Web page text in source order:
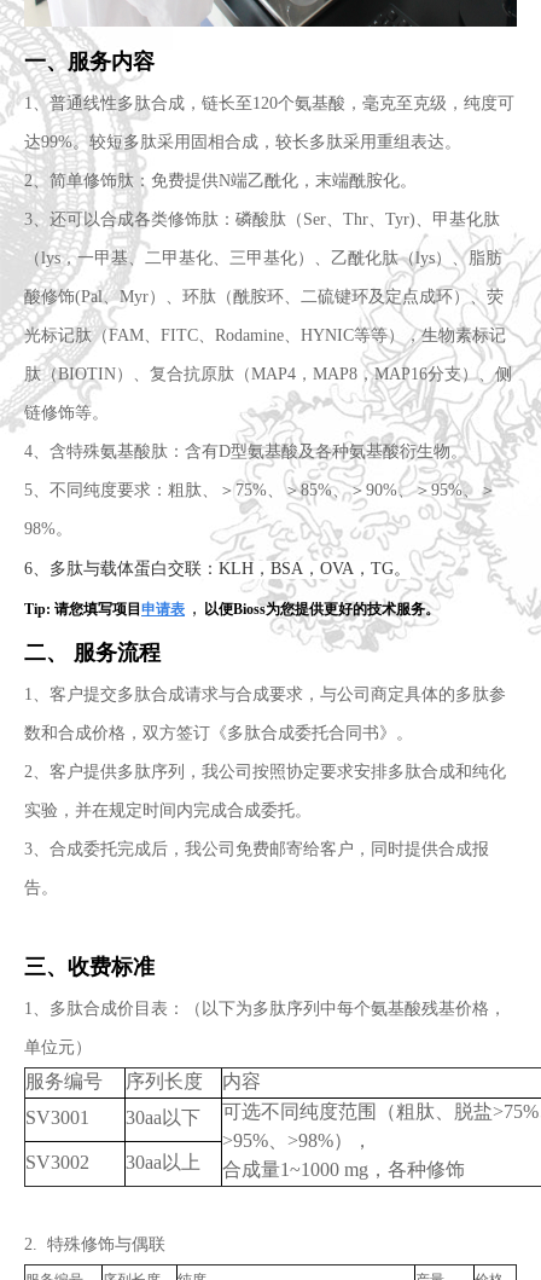
一、服务内容
1、普通线性多肽合成，链长至120个氨基酸，毫克至克级，纯度可
达99%。较短多肽采用固相合成，较长多肽采用重组表达。
2、简单修饰肽：免费提供N端乙酰化，末端酰胺化。
3、还可以合成各类修饰肽：磷酸肽（Ser、Thr、Tyr)、甲基化肽
（lys，一甲基、二甲基化、三甲基化）、乙酰化肽（lys）、脂肪
酸修饰(Pal、Myr）、环肽（酰胺环、二硫键环及定点成环）、荧
光标记肽（FAM、FITC、Rodamine、HYNIC等等），生物素标记
肽（BIOTIN）、复合抗原肽（MAP4，MAP8，MAP16分支）、侧
链修饰等。
4、含特殊氨基酸肽：含有D型氨基酸及各种氨基酸衍生物。
5、不同纯度要求：粗肽、＞75%、＞85%、＞90%、＞95%、＞
98%。
6、多肽与载体蛋白交联：KLH，BSA，OVA，TG。
Tip: 请您填写项目 申请表 ， 以便Bioss为您提供更好的技术服务。
二、 服务流程
1、客户提交多肽合成请求与合成要求，与公司商定具体的多肽参
数和合成价格，双方签订《多肽合成委托合同书》。
2、客户提供多肽序列，我公司按照协定要求安排多肽合成和纯化
实验，并在规定时间内完成合成委托。
3、合成委托完成后，我公司免费邮寄给客户，同时提供合成报
告。
三、收费标准
1、多肽合成价目表：（以下为多肽序列中每个氨基酸残基价格，
单位元）
服务编号 序列长度
内容
SV3001
30aa以下
可选不同纯度范围（粗肽、脱盐
>95%、>98%），
合成量1~1000 mg，各种修饰
SV3002 30aa以上
2. 特殊修饰与偶联